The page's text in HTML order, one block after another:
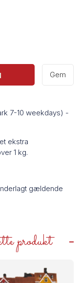
Gem
7-10 weekdays) -
ekstra
1 kg.
gældende
produkt